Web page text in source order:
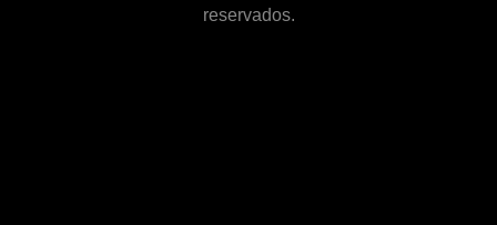
reservados.